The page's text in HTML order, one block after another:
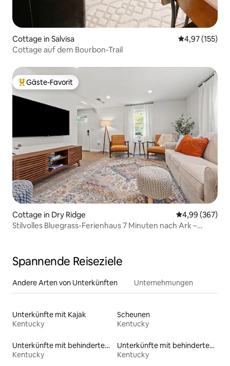
Cottage in Salvisa
4,97 (155)
Cottage auf dem Bourbon-Trail
Beliebter Gäste-Favorit.
Gäste-Favorit
Cottage in Dry Ridge
4,99 (367)
Stilvolles Bluegrass-Ferienhaus 7 Minuten nach Ark –
Spannende Reiseziele
Andere Arten von Unterkünften Unternehmungen
Unterkünfte mit Kajak
Kentucky
Scheunen
Kentucky
Unterkünfte mit behindertengerechtem WC
Kentucky
Unterkünfte mit behindertengerechtem Bett
Kentucky